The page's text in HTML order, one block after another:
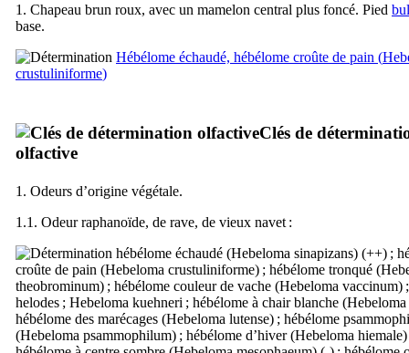
1. Chapeau brun roux, avec un mamelon central plus foncé. Pied
base.
Hébélome échaudé, hébélome croûte de pain (
crustuliniforme)
Clés de
olfactive
1. Odeurs d’origine végétale.
1.1. Odeur raphanoïde, de rave, de vieux navet :
hébélome échaudé (Hebeloma sinapizans) (++) ;
croûte de pain (Hebeloma crustuliniforme) ; hébélome tronqué (
theobrominum) ; hébélome couleur de vache (Hebeloma vaccinum)
helodes ; Hebeloma kuehneri ; hébélome à chair blanche (
hébélome des marécages (Hebeloma lutense) ; hébélome
(Hebeloma psammophilum) ; hébélome d’hiver (Hebeloma hiemale